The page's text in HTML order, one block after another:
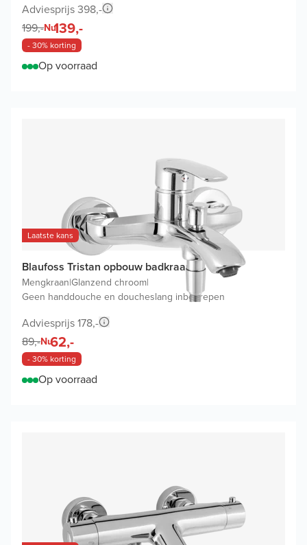
Adviesprijs 398,-
199,-Nu139,-
- 30% korting
Op voorraad
Laatste kans
Blaufoss Tristan opbouw badkraan
Mengkraan|Glanzend chroom|
Geen handdouche en doucheslang inbegrepen
Adviesprijs 178,-
89,-Nu62,-
- 30% korting
Op voorraad